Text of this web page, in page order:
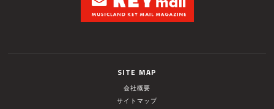
SITE MAP
会社概要
サイトマップ